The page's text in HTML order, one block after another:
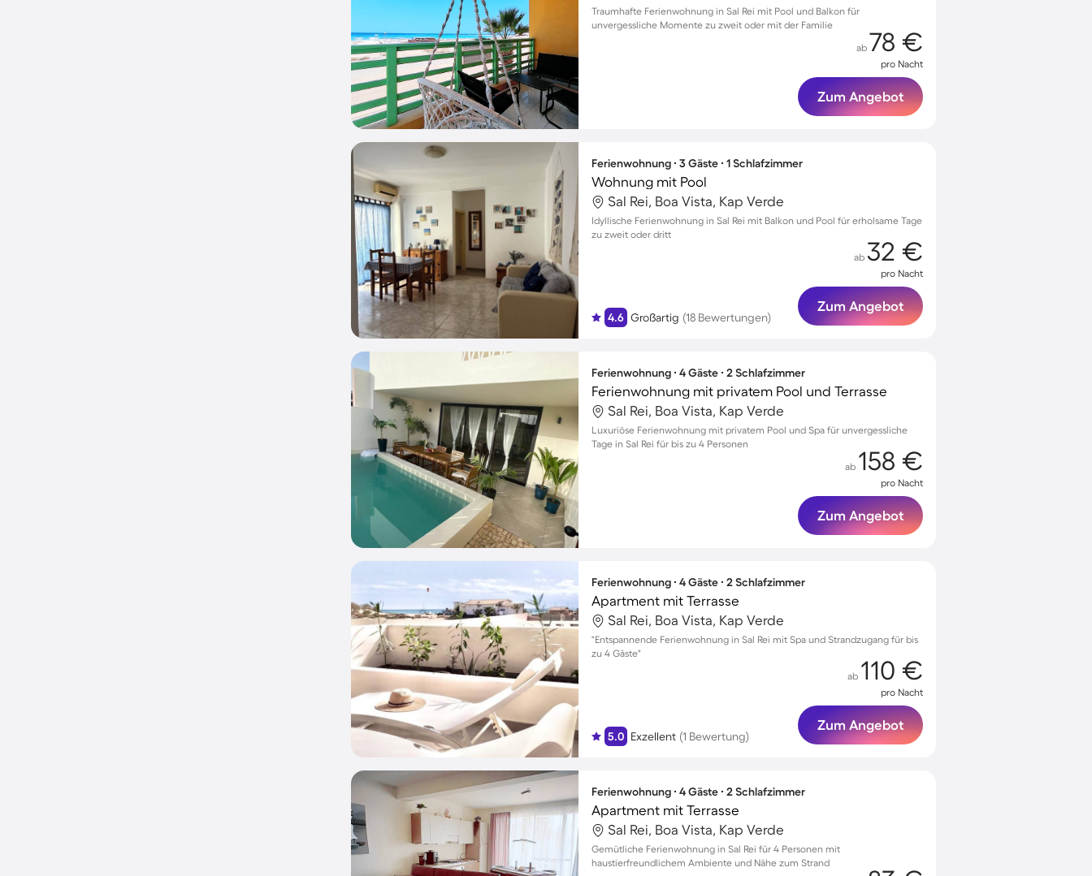
Traumhafte Ferienwohnung in Sal Rei mit Pool und Balkon für
unvergessliche Momente zu zweit oder mit der Familie
ab 78 €
pro Nacht
Zum Angebot
Ferienwohnung ∙ 3 Gäste ∙ 1 Schlafzimmer
Wohnung mit Pool
Sal Rei, Boa Vista, Kap Verde
Idyllische Ferienwohnung in Sal Rei mit Balkon und Pool für erholsame Tage
zu zweit oder dritt
4.6 Großartig (18 Bewertungen)
ab 32 €
pro Nacht
Zum Angebot
Ferienwohnung ∙ 4 Gäste ∙ 2 Schlafzimmer
Ferienwohnung mit privatem Pool und Terrasse
Sal Rei, Boa Vista, Kap Verde
Luxuriöse Ferienwohnung mit privatem Pool und Spa für unvergessliche
Tage in Sal Rei für bis zu 4 Personen
ab 158 €
pro Nacht
Zum Angebot
Ferienwohnung ∙ 4 Gäste ∙ 2 Schlafzimmer
Apartment mit Terrasse
Sal Rei, Boa Vista, Kap Verde
"Entspannende Ferienwohnung in Sal Rei mit Spa und Strandzugang für bis
zu 4 Gäste"
5.0 Exzellent (1 Bewertung)
ab 110 €
pro Nacht
Zum Angebot
Ferienwohnung ∙ 4 Gäste ∙ 2 Schlafzimmer
Apartment mit Terrasse
Sal Rei, Boa Vista, Kap Verde
Gemütliche Ferienwohnung in Sal Rei für 4 Personen mit
haustierfreundlichem Ambiente und Nähe zum Strand